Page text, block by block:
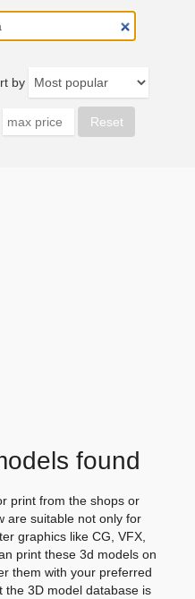
by
found
print from the shops or
are suitable not only for
graphics like CG, VFX,
print these 3d models on
them with your preferred
the 3D model database is